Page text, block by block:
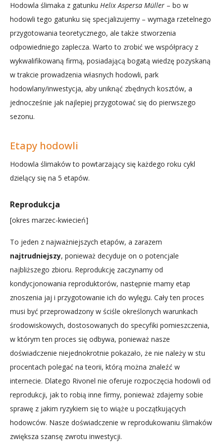
Hodowla ślimaka z gatunku Helix Aspersa Müller – bo w
hodowli tego gatunku się specjalizujemy – wymaga rzetelnego
przygotowania teoretycznego, ale także stworzenia
odpowiedniego zaplecza. Warto to zrobić we współpracy z
wykwalifikowaną firmą, posiadającą bogatą wiedzę pozyskaną
w trakcie prowadzenia własnych hodowli, park
hodowlany/inwestycja, aby uniknąć zbędnych kosztów, a
jednocześnie jak najlepiej przygotować się do pierwszego
sezonu.
Etapy hodowli
Hodowla ślimaków to powtarzający się każdego roku cykl
dzielący się na 5 etapów.
Reprodukcja
[okres marzec-kwiecień]
To jeden z najważniejszych etapów, a zarazem
najtrudniejszy, ponieważ decyduje on o potencjale
najbliższego zbioru. Reprodukcję zaczynamy od
kondycjonowania reproduktorów, następnie mamy etap
znoszenia jaj i przygotowanie ich do wylęgu. Cały ten proces
musi być przeprowadzony w ściśle określonych warunkach
środowiskowych, dostosowanych do specyfiki pomieszczenia,
w którym ten proces się odbywa, ponieważ nasze
doświadczenie niejednokrotnie pokazało, że nie należy w stu
procentach polegać na teorii, którą można znaleźć w
internecie. Dlatego Rivonel nie oferuje rozpoczęcia hodowli od
reprodukcji, jak to robią inne firmy, ponieważ zdajemy sobie
sprawę z jakim ryzykiem się to wiąże u początkujących
hodowców. Nasze doświadczenie w reprodukowaniu ślimaków
zwiększa szansę zwrotu inwestycji.